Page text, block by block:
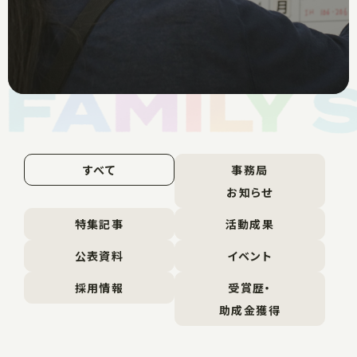
すべて
事務局
お知らせ
特集記事
活動成果
公表資料
イベント
採用情報
受賞歴・
助成金獲得